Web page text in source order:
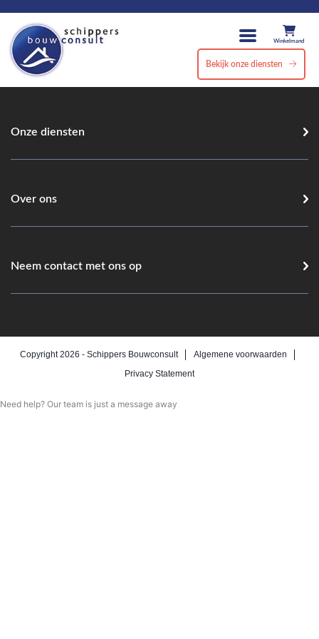
Winkelmand
Bekijk onze diensten
Onze diensten
Over ons
Neem contact met ons op
Copyright 2026 - Schippers Bouwconsult
Algemene voorwaarden
Privacy Statement
Need help? Our team is just a message away